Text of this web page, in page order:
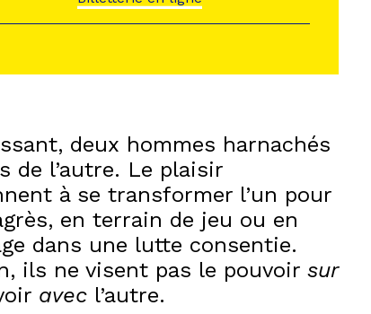
deux hommes harnachés
de l’autre. Le plaisir
à se transformer l’un pour
en terrain de jeu ou en
dans une lutte consentie.
ils ne visent pas le pouvoirsur
avec l’autre.